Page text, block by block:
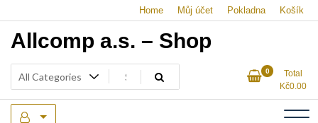
to
content
Home Můj účet Pokladna Košík
Allcomp a.s. – Shop
0
Total
Kč0.00